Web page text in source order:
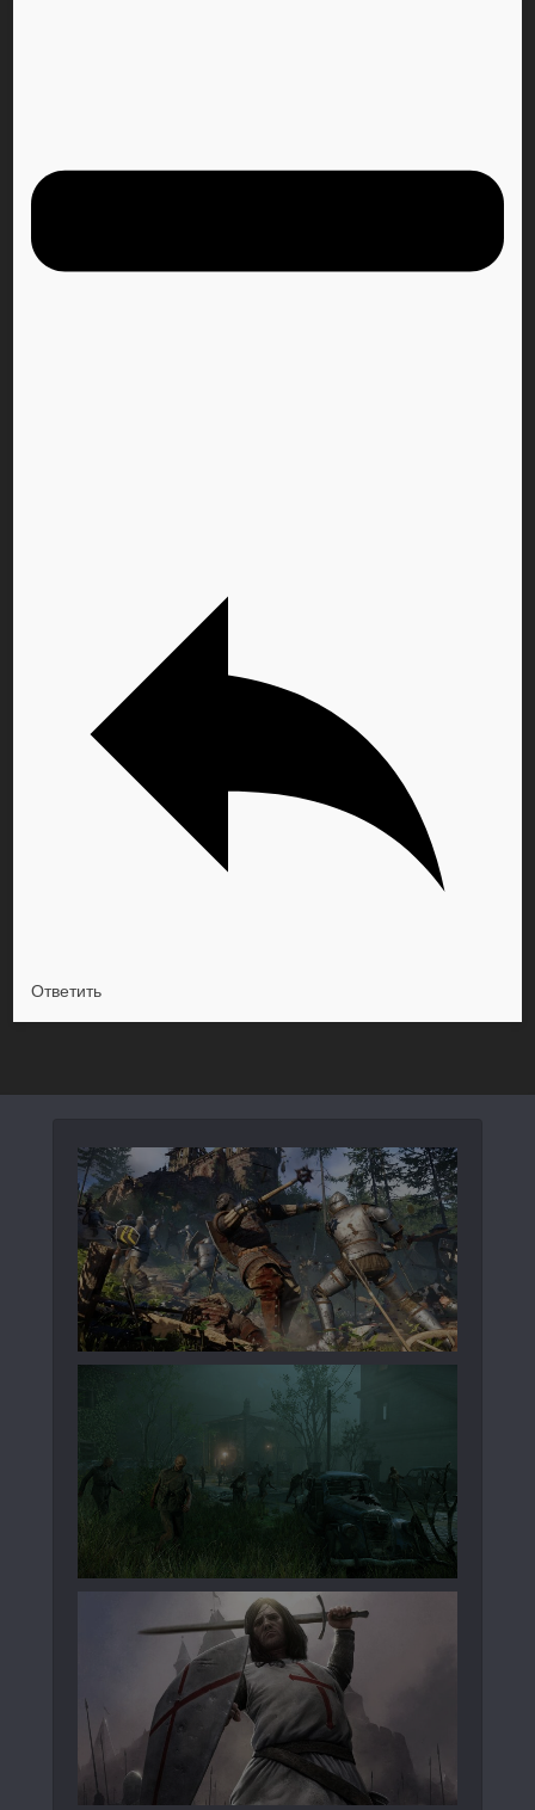
Ответить